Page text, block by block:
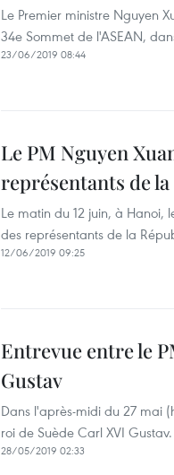
Le Premier ministre Nguyen
34e Sommet de l'ASEAN,
23/06/2019 08:44
Le PM Nguyen
représentants de
Le matin du 12 juin, à Hanoi,
des représentants de la
12/06/2019 09:25
Entrevue entre le
Gustav
Dans l'après-midi du 27 mai
roi de Suède Carl XVI Gustav.
28/05/2019 02:33